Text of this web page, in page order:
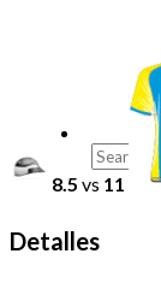
8.5 vs 11
Detalles